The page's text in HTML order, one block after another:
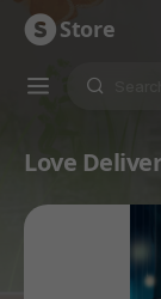
Store
Love